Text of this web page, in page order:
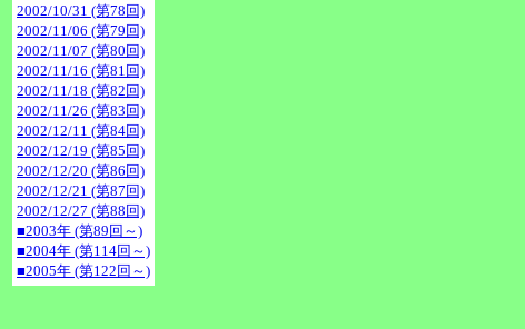
2002/10/31 (第78回)
2002/11/06 (第79回)
2002/11/07 (第80回)
2002/11/16 (第81回)
2002/11/18 (第82回)
2002/11/26 (第83回)
2002/12/11 (第84回)
2002/12/19 (第85回)
2002/12/20 (第86回)
2002/12/21 (第87回)
2002/12/27 (第88回)
■2003年 (第89回～)
■2004年 (第114回～)
■2005年 (第122回～)